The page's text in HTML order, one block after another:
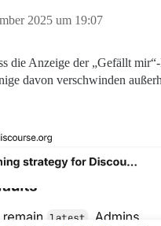
2025 um 19:07
die Anzeige der „Gefällt
davon verschwinden